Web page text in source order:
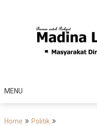
MENU
Home
Politik